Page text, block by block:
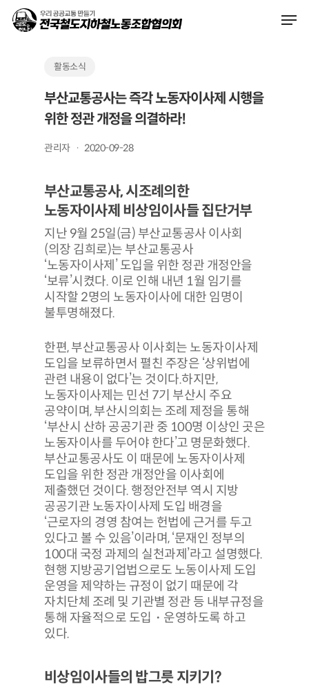
활동소식
부산교통공사는 즉각 노동자이사제 시행을
위한 정관 개정을 의결하라!
관리자 2020-09-28
부산교통공사, 시조례의한
노동자이사제 비상임이사들 집단거부
지난 9월 25일(금) 부산교통공사 이사회
(의장 김희로)는 부산교통공사
‘노동자이사제’ 도입을 위한 정관 개정안을
‘보류’시켰다. 이로 인해 내년 1월 임기를
시작할 2명의 노동자이사에 대한 임명이
불투명해졌다.
한편, 부산교통공사 이사회는 노동자이사제
도입을 보류하면서 펼친 주장은 ‘상위법에
관련 내용이 없다’는 것이다.하지만,
노동자이사제는 민선 7기 부산시 주요
공약이며, 부산시의회는 조례 제정을 통해
‘부산시 산하 공공기관 중 100명 이상인 곳은
노동자이사를 두어야 한다’고 명문화했다.
부산교통공사도 이 때문에 노동자이사제
도입을 위한 정관 개정안을 이사회에
제출했던 것이다. 행정안전부 역시 지방
공공기관 노동자이사제 도입 배경을
‘근로자의 경영 참여는 헌법에 근거를 두고
있다고 볼 수 있음’이라며, ‘문재인 정부의
100대 국정 과제의 실천과제’라고 설명했다.
현행 지방공기업법으로도 노동이사제 도입
운영을 제약하는 규정이 없기 때문에 각
자치단체 조례 및 기관별 정관 등 내부규정을
통해 자율적으로 도입・운영하도록 하고
있다.
비상임이사들의 밥그릇 지키기?